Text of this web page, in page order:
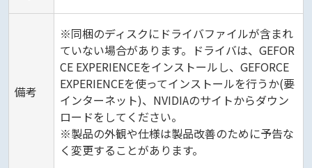
備考
※同梱のディスクにドライバファイルが含まれ
ていない場合があります。ドライバは、GEFOR
CE EXPERIENCEをインストールし、GEFORCE
EXPERIENCEを使ってインストールを行うか(要
インターネット)、NVIDIAのサイトからダウン
ロードをしてください。
※製品の外観や仕様は製品改善のために予告な
く変更することがあります。